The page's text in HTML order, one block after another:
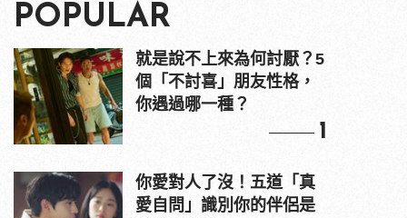
POPULAR
就是說不上來為何討厭？5
個「不討喜」朋友性格，
你遇過哪一種？
1
你愛對人了沒！五道「真
愛自問」識別你的伴侶是